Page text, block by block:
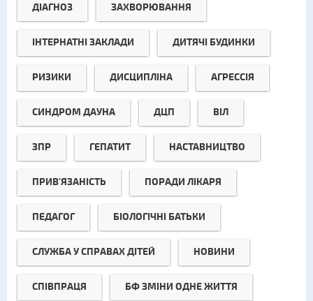
ДІАГНОЗ ЗАХВОРЮВАННЯ
ІНТЕРНАТНІ ЗАКЛАДИ ДИТЯЧІ БУДИНКИ
РИЗИКИ ДИСЦИПЛІНА АГРЕССІЯ
СИНДРОМ ДАУНА ДЦП ВІЛ
ЗПР ГЕПАТИТ НАСТАВНИЦТВО
ПРИВ'ЯЗАНІСТЬ ПОРАДИ ЛІКАРЯ
ПЕДАГОГ БІОЛОГІЧНІ БАТЬКИ
СЛУЖБА У СПРАВАХ ДІТЕЙ НОВИНИ
СПІВПРАЦЯ БФ ЗМІНИ ОДНЕ ЖИТТЯ